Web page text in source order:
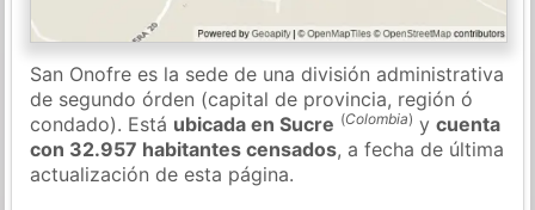
San Onofre es la sede de una división administrativa
de segundo órden (capital de provincia, región ó
condado). Está ubicada en Sucre (Colombia) ycuenta
con 32.957 habitantes censados, a fecha de última
actualización de esta página.